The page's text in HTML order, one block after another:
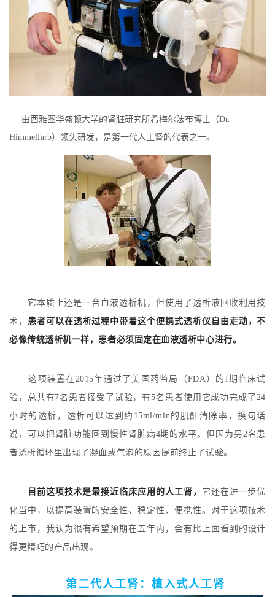
由西雅图华盛顿大学的肾脏研究所希梅尔法布博士（Dr.
Himmelfarb）领头研发，是第一代人工肾的代表之一。
它本质上还是一台血液透析机，但使用了透析液回收利用技
术， 患者可以在透析过程中带着这个便携式透析仪自由走动，不
必像传统透析机一样，患者必须固定在血液透析中心进行。
这项装置在2015年通过了美国药监局（FDA）的I期临床试
验，总共有7名患者接受了试验，有5名患者使用它成功完成了24
小时的透析，透析可以达到约15ml/min的肌酐清除率，换句话
说，可以把肾脏功能回到慢性肾脏病4期的水平。但因为另2名患
者透析循环里出现了凝血或气泡的原因提前终止了试验。
目前这项技术是最接近临床应用的人工肾， 它还在进一步优
化当中，以提高装置的安全性、稳定性、便携性。对于这项技术
的上市，我认为很有希望预期在五年内，会有比上面看到的设计
得更精巧的产品出现。
第二代人工肾： 植入式人工肾